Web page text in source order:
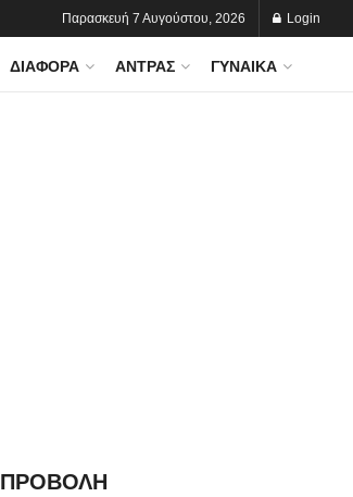
Παρασκευή 7 Αυγούστου, 2026 Login
ΔΙΆΦΟΡΑ ΆΝΤΡΑΣ ΓΥΝΑΊΚΑ
ΠΡΟΒΟΛΗ